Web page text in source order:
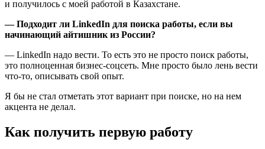
и получилось с моей работой в Казахстане.
— Подходит ли LinkedIn для поиска работы, если вы
начинающий айтишник из России?
— LinkedIn надо вести. То есть это не просто поиск работы,
это полноценная бизнес-соцсеть. Мне просто было лень вести
что-то, описывать свой опыт.
Я бы не стал отметать этот вариант при поиске, но на нем
акцента не делал.
Как получить первую работу